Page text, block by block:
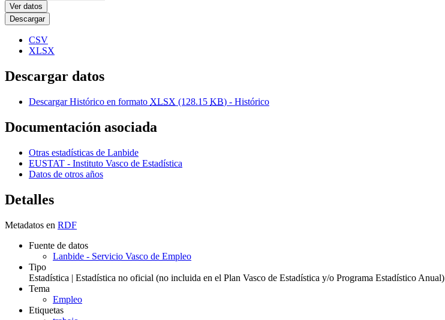
Ver datos
Descargar
CSV
XLSX
Descargar datos
Descargar Histórico en formato XLSX (128.15 KB) - Histórico
Documentación asociada
Otras estadísticas de Lanbide
EUSTAT - Instituto Vasco de Estadística
Datos de otros años
Detalles
Metadatos en RDF
Fuente de datos
Lanbide - Servicio Vasco de Empleo
Tipo
Estadística | Estadística no oficial (no incluida en el Plan Vasco de Estadística y/o Programa Estadístico Anual)
Tema
Empleo
Etiquetas